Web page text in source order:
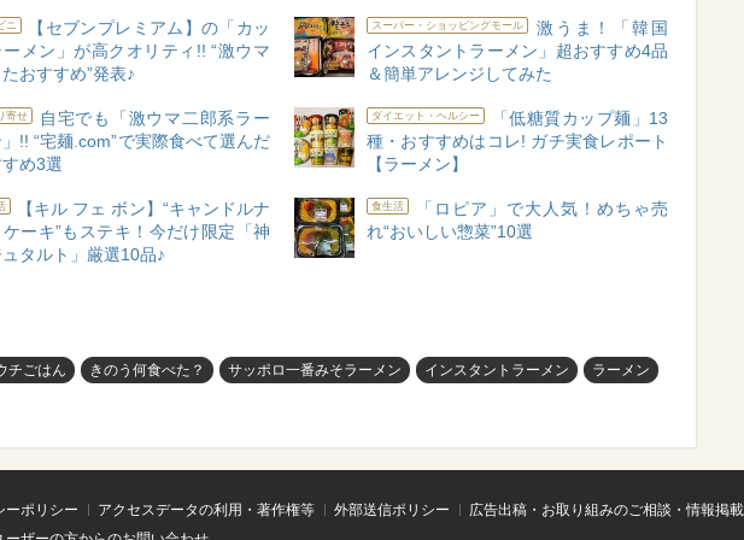
ニ
【セブンプレミアム】の「カッ
ーメン」が高クオリティ!! “激ウマ
おすすめ”発表♪
スーパー・ショッピングモール
激うま！「韓国
インスタントラーメン」超おすすめ4品
＆簡単アレンジしてみた
寄せ
自宅でも「激ウマ二郎系ラー
」!! “宅麺.com”で実際食べて選んだ
め3選
ダイエット・ヘルシー
「低糖質カップ麺」13
種・おすすめはコレ! ガチ実食レポート
【ラーメン】
【キル フェ ボン】“キャンドルナ
ケーキ”もステキ！今だけ限定「神
ュタルト」厳選10品♪
食生活
「ロピア」で大人気！めちゃ売
れ“おいしい惣菜”10選
チごはん きのう何食べた？ サッポロ一番みそラーメン インスタントラーメン ラーメン
ーポリシー アクセスデータの利用・著作権等 外部送信ポリシー
広告出稿・お取り組みのご相談・情報掲